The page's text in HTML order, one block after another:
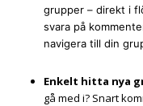
grupper – direkt i
svara på
navigera till din
Enkelt hitta nya
gå med i? Snart